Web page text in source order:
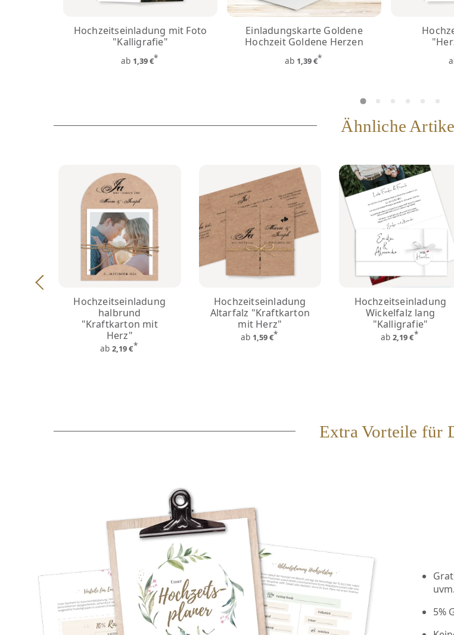
Hochzeitseinladung mit Foto
"Kalligrafie"
ab 1,39 €*
Einladungskarte Goldene
Hochzeit Goldene Herzen
ab 1,39 €*
Ähnliche
Hochzeitseinladung
halbrund
"Kraftkarton mit
Herz"
ab 2,19 €*
Hochzeitseinladung
Altarfalz "Kraftkarton
mit Herz"
ab 1,59 €*
Hochzeitseinladung
Wickelfalz lang
"Kalligrafie"
ab 2,19 €*
Extra Vorteile für
5%